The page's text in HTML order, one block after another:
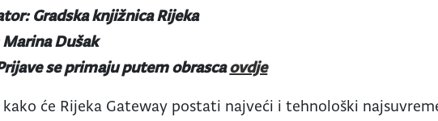
Gradska knjižnica Rijeka
Dušak
se primaju putem obrascaovdje
kako će Rijeka Gateway postati najveći i tehnološki